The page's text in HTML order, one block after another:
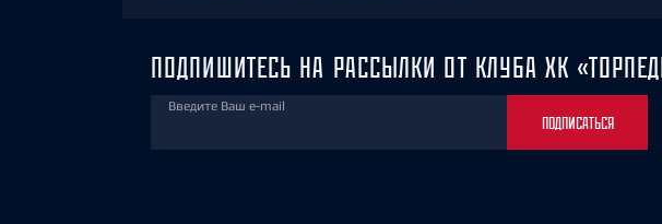
ПОДПИШИТЕСЬ НА РАССЫЛКИ ОТ КЛУБА ХК
Введите Ваш e-mail
ПОДПИСАТЬСЯ